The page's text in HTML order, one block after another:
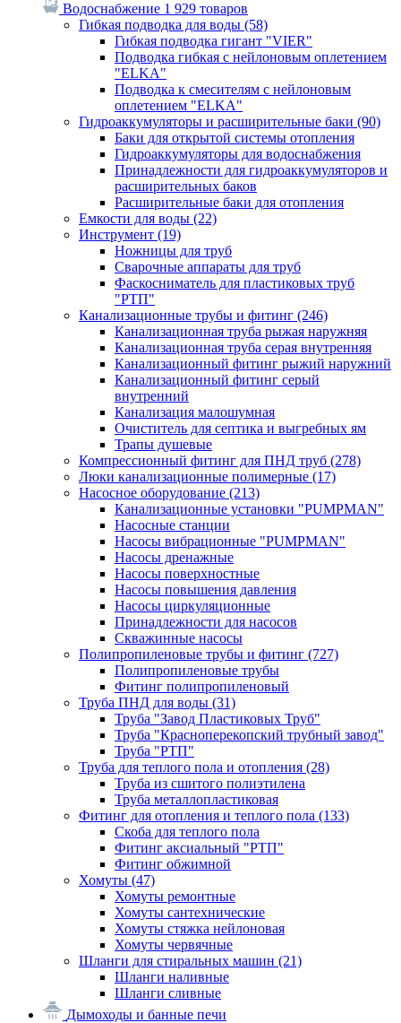
Водоснабжение 1 929 товаров
Гибкая подводка для воды (58)
Гибкая подводка гигант "VIER"
Подводка гибкая с нейлоновым оплетением
"ELKA"
Подводка к смесителям с нейлоновым
оплетением "ELKA"
Гидроаккумуляторы и расширительные баки (90)
Баки для открытой системы отопления
Гидроаккумуляторы для водоснабжения
Принадлежности для гидроаккумуляторов и
расширительных баков
Расширительные баки для отопления
Емкости для воды (22)
Инструмент (19)
Ножницы для труб
Сварочные аппараты для труб
Фаскосниматель для пластиковых труб
"РТП"
Канализационные трубы и фитинг (246)
Канализационная труба рыжая наружняя
Канализационная труба серая внутренняя
Канализационный фитинг рыжий наружний
Канализационный фитинг серый
внутренний
Канализация малошумная
Очиститель для септика и выгребных ям
Трапы душевые
Компрессионный фитинг для ПНД труб (278)
Люки канализационные полимерные (17)
Насосное оборудование (213)
Канализационные установки "PUMPMAN"
Насосные станции
Насосы вибрационные "PUMPMAN"
Насосы дренажные
Насосы поверхностные
Насосы повышения давления
Насосы циркуляционные
Принадлежности для насосов
Скважинные насосы
Полипропиленовые трубы и фитинг (727)
Полипропиленовые трубы
Фитинг полипропиленовый
Труба ПНД для воды (31)
Труба "Завод Пластиковых Труб"
Труба "Красноперекопский трубный завод"
Труба "РТП"
Труба для теплого пола и отопления (28)
Труба из сшитого полиэтилена
Труба металлопластиковая
Фитинг для отопления и теплого пола (133)
Скоба для теплого пола
Фитинг аксиальный "РТП"
Фитинг обжимной
Хомуты (47)
Хомуты ремонтные
Хомуты сантехнические
Хомуты стяжка нейлоновая
Хомуты червячные
Шланги для стиральных машин (21)
Шланги наливные
Шланги сливные
Дымоходы и банные печи